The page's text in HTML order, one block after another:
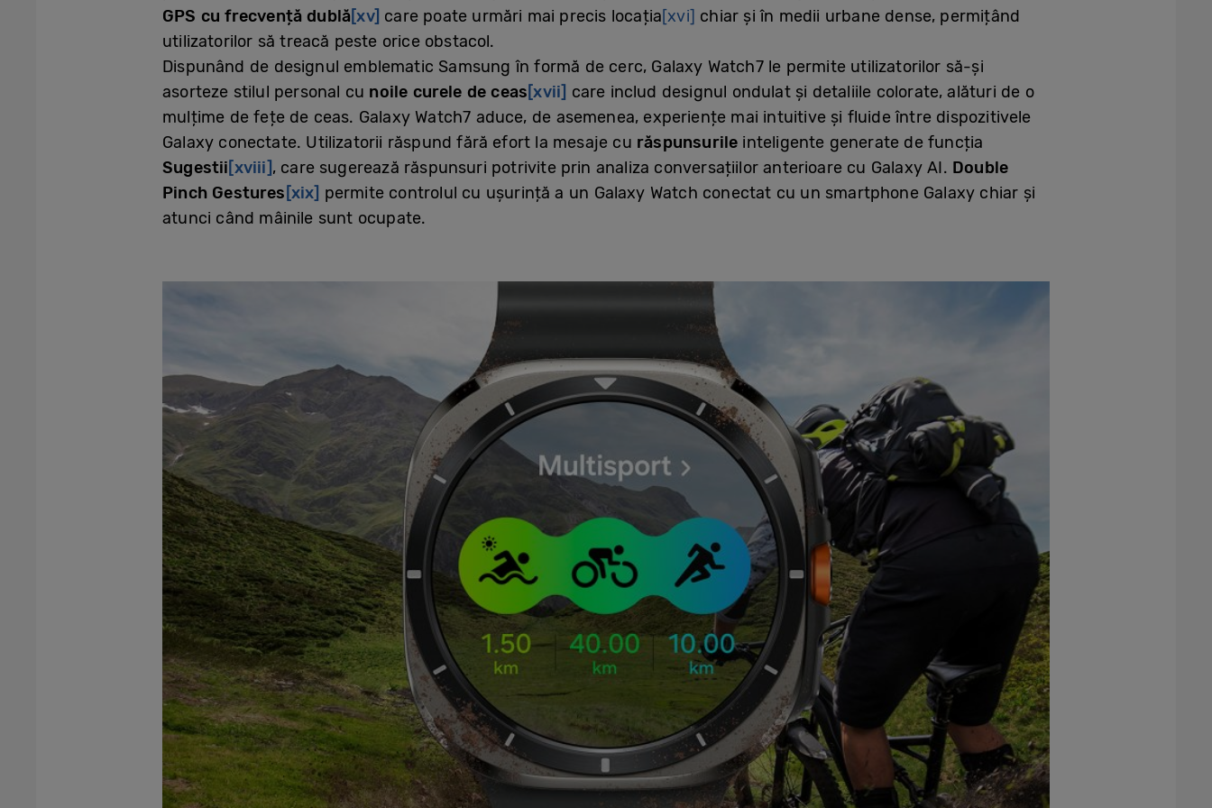
GPS cu frecvență dublă[xv] care poate urmări mai precis locația[xvi] chiar și în medii urbane dense, permițând
utilizatorilor să treacă peste orice obstacol.
Dispunând de designul emblematic Samsung în formă de cerc, Galaxy Watch7 le permite utilizatorilor să-și
asorteze stilul personal cu noile curele de ceas[xvii] care includ designul ondulat și detaliile colorate, alături de o
mulțime de fețe de ceas. Galaxy Watch7 aduce, de asemenea, experiențe mai intuitive și fluide între dispozitivele
Galaxy conectate. Utilizatorii răspund fără efort la mesaje cu răspunsurile inteligente generate de funcția
Sugestii[xviii], care sugerează răspunsuri potrivite prin analiza conversațiilor anterioare cu Galaxy AI. Double
Pinch Gestures [xix] permite controlul cu ușurință a un Galaxy Watch conectat cu un smartphone Galaxy chiar și
atunci când mâinile sunt ocupate.